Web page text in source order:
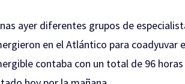
ayer diferentes grupos de
en el Atlántico para coadyuvar
contaba con un total de 96